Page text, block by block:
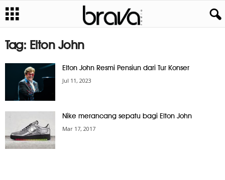
Tag: Elton John
Elton John Resmi Pensiun dari Tur Konser
Jul 11, 2023
Nike merancang sepatu bagi Elton John
Mar 17, 2017